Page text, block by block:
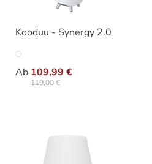
Kooduu - Synergy 2.0
Ab 109,99 €
119,00 €
Variante